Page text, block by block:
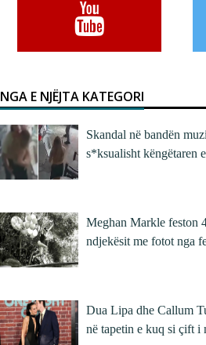
NGA E NJËJTA KATEGORI
Skandal në bandën
s*ksualisht këngëtaren
Meghan Markle feston
ndjekësit me fotot nga
Dua Lipa dhe Callum
në tapetin e kuq si çift i